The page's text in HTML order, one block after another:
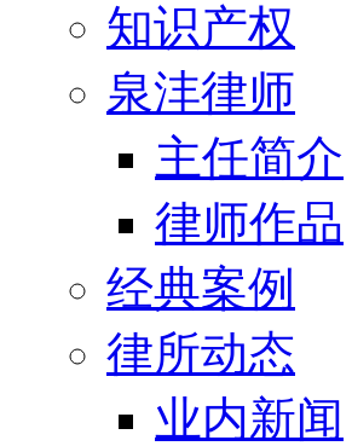
知识产权
泉沣律师
主任简介
律师作品
经典案例
律所动态
业内新闻